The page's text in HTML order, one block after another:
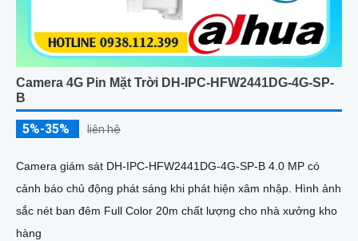
Camera 4G Pin Mặt Trời DH-IPC-HFW2441DG-4G-SP-
B
5%-35% liên hệ
Camera giám sát DH-IPC-HFW2441DG-4G-SP-B 4.0 MP có
cảnh báo chủ động phát sáng khi phát hiện xâm nhập. Hình ảnh
sắc nét ban đêm Full Color 20m chất lượng cho nhà xưởng kho
hàng